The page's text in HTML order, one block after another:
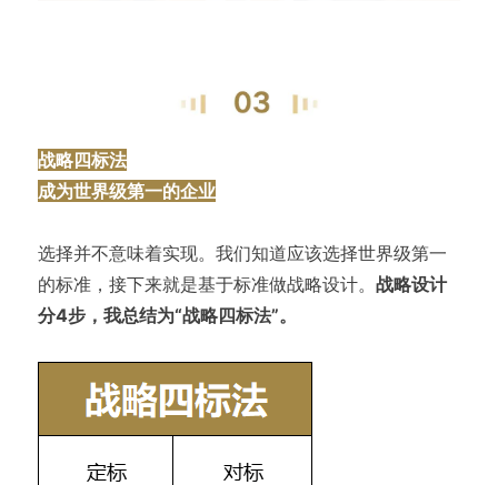
战略四标法
成为世界级第一的企业
选择并不意味着实现。我们知道应该选择世界级第一
的标准，接下来就是基于标准做战略设计。 战略设计
分4步，我总结为“战略四标法”。